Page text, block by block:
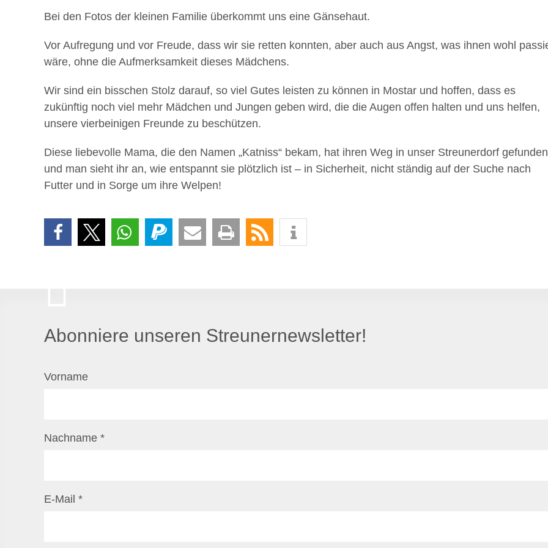
Bei den Fotos der kleinen Familie überkommt uns eine Gänsehaut.
Vor Aufregung und vor Freude, dass wir sie retten konnten, aber auch aus Angst, was ihnen wohl
wäre, ohne die Aufmerksamkeit dieses Mädchens.
Wir sind ein bisschen Stolz darauf, so viel Gutes leisten zu können in Mostar und hoffen, dass es
zukünftig noch viel mehr Mädchen und Jungen geben wird, die die Augen offen halten und uns helfen,
unsere vierbeinigen Freunde zu beschützen.
Diese liebevolle Mama, die den Namen „Katniss“ bekam, hat ihren Weg in unser Streunerdorf gefunden
und man sieht ihr an, wie entspannt sie plötzlich ist – in Sicherheit, nicht ständig auf der Suche nach
Futter und in Sorge um ihre Welpen!
Abonniere unseren Streunernewsletter!
Vorname
Nachname *
E-Mail *